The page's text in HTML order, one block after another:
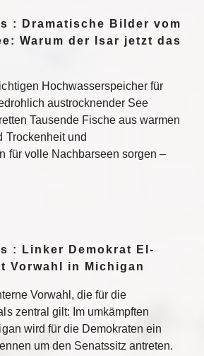
: Dramatische Bilder vom
Warum der Isar jetzt das
Hochwasserspeicher für
austrocknender See
Tausende Fische aus warmen
Trockenheit und
für volle Nachbarseen sorgen –
: Linker Demokrat El-
Vorwahl in Michigan
Vorwahl, die für die
zentral gilt: Im umkämpften
wird für die Demokraten ein
um den Senatssitz antreten.